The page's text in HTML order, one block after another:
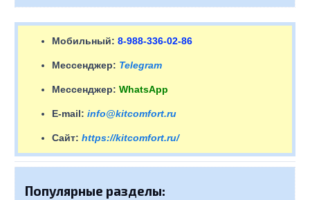
Мобильный: 8-988-336-02-86
Мессенджер: Telegram
Мессенджер: WhatsApp
E-mail: info@kitcomfort.ru
Сайт: https://kitcomfort.ru/
Популярные разделы: